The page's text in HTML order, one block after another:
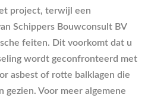
project, terwijl een
Schippers Bouwconsult BV
feiten. Dit voorkomt dat u
wordt geconfronteerd met
asbest of rotte balklagen die
Voor meer algemene